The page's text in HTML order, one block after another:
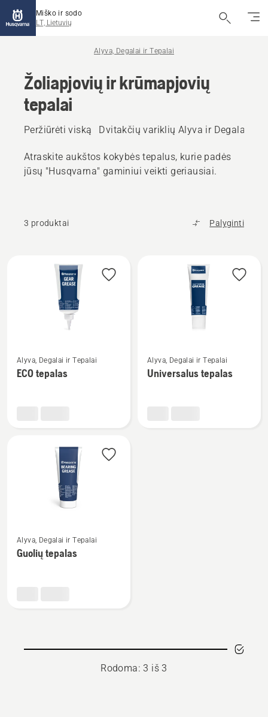
Miško ir sodo
LT, Lietuvių
Alyva, Degalai ir Tepalai
Žoliapjovių ir krūmapjovių
tepalai
Peržiūrėti viską Dvitakčių variklių Alyva ir Degalai
Atraskite aukštos kokybės tepalus, kurie padės
jūsų "Husqvarna" gaminiui veikti geriausiai.
3 produktai Palyginti
produktus
daugiau
detalių
Alyva, Degalai ir Tepalai
ECO tepalas
daugiau
detalių
Alyva, Degalai ir Tepalai
Universalus tepalas
daugiau
detalių
Alyva, Degalai ir Tepalai
Guolių tepalas
Rodoma: 3 iš 3